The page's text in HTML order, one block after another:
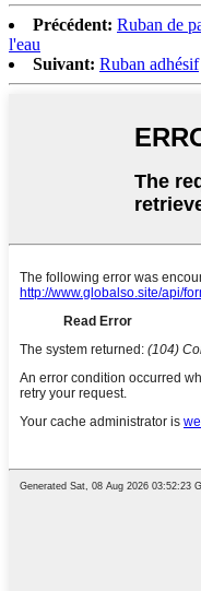
Précédent: Ruban de
l'eau
Suivant: Ruban adhésif